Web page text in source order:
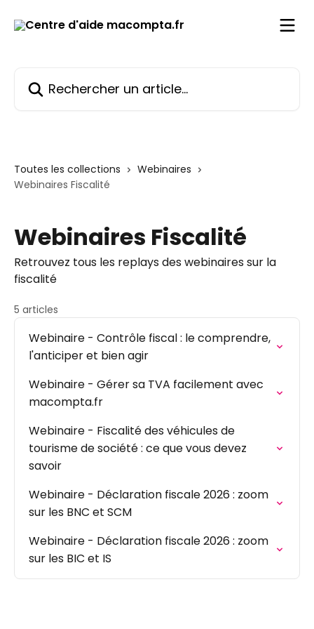
Toutes les collections
Webinaires
Webinaires Fiscalité
Webinaires Fiscalité
Retrouvez tous les replays des webinaires sur la
fiscalité
5 articles
Webinaire - Contrôle fiscal : le comprendre,
l'anticiper et bien agir
Webinaire - Gérer sa TVA facilement avec
macompta.fr
Webinaire - Fiscalité des véhicules de
tourisme de société : ce que vous devez
savoir
Webinaire - Déclaration fiscale 2026 : zoom
sur les BNC et SCM
Webinaire - Déclaration fiscale 2026 : zoom
sur les BIC et IS